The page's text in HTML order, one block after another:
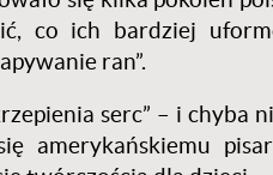
co ich bardziej
ran”.
serc” – i chyba
amerykańskiemu